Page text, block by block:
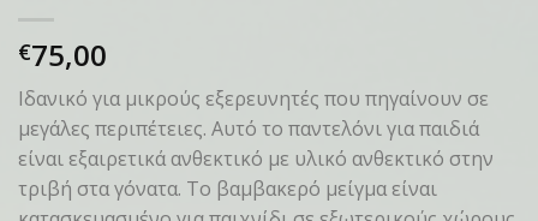
€75,00
Ιδανικό για μικρούς εξερευνητές που πηγαίνουν σε
μεγάλες περιπέτειες. Αυτό το παντελόνι για παιδιά
είναι εξαιρετικά ανθεκτικό με υλικό ανθεκτικό στην
τριβή στα γόνατα. Το βαμβακερό μείγμα είναι